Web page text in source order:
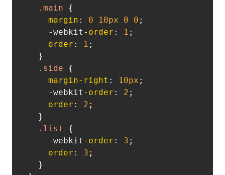
.main {
margin : 0 10px 0 0 ;
    -webkit-
order : 1 ;
order : 1 ;
  }
.side {
margin-right : 10px ;
    -webkit-
order : 2 ;
order : 2 ;
  }
.list
{
    -webkit-
order : 3 ;
order : 3 ;
  }